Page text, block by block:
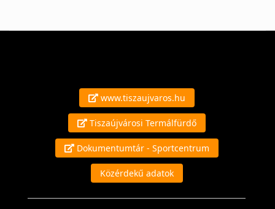
www.tiszaujvaros.hu
Tiszaújvárosi Termálfürdő
Dokumentumtár - Sportcentrum
Közérdekű adatok